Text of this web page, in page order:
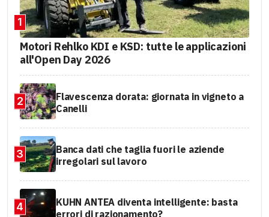
1
Motori Rehlko KDI e KSD: tutte le applicazioni
all'Open Day 2026
2
Flavescenza dorata: giornata in vigneto a
Canelli
3
Banca dati che taglia fuori le aziende
irregolari sul lavoro
4
KUHN ANTEA diventa intelligente: basta
errori di razionamento?